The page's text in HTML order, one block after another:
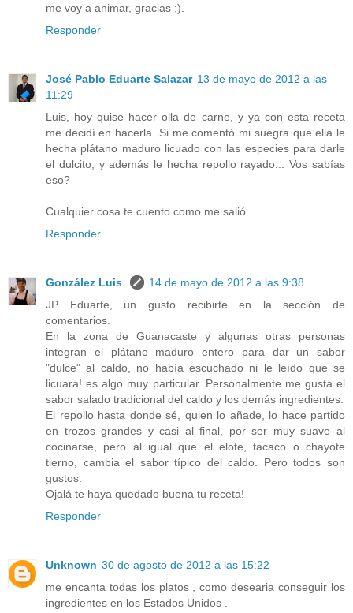
me voy a animar, gracias ;).
Responder
José Pablo Eduarte Salazar 13 de mayo de 2012 a las
11:29
Luis, hoy quise hacer olla de carne, y ya con esta receta
me decidí en hacerla. Si me comentó mi suegra que ella le
hecha plátano maduro licuado con las especies para darle
el dulcito, y además le hecha repollo rayado... Vos sabías
eso?
Cualquier cosa te cuento como me salió.
Responder
González Luis
14 de mayo de 2012 a las 9:38
JP Eduarte, un gusto recibirte en la sección de
comentarios.
En la zona de Guanacaste y algunas otras personas
integran el plátano maduro entero para dar un sabor
"dulce" al caldo, no había escuchado ni le leído que se
licuara! es algo muy particular. Personalmente me gusta el
sabor salado tradicional del caldo y los demás ingredientes.
El repollo hasta donde sé, quien lo añade, lo hace partido
en trozos grandes y casi al final, por ser muy suave al
cocinarse, pero al igual que el elote, tacaco o chayote
tierno, cambia el sabor típico del caldo. Pero todos son
gustos.
Ojalá te haya quedado buena tu receta!
Responder
Unknown 30 de agosto de 2012 a las 15:22
me encanta todas los platos , como desearia conseguir los
ingredientes en los Estados Unidos .